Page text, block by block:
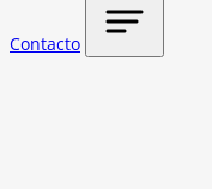
Contacto